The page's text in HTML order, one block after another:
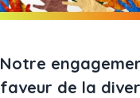
Notre
faveur de la